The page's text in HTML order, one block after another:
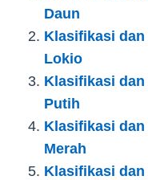
Daun
Klasifikasi dan
Lokio
Klasifikasi dan
Putih
Klasifikasi dan
Merah
Klasifikasi dan